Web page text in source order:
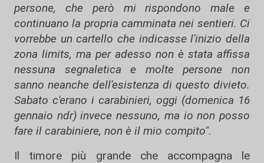
persone, che però mi rispondono male e
continuano la propria camminata nei sentieri. Ci
vorrebbe un cartello che indicasse l'inizio della
zona limits, ma per adesso non è stata affissa
nessuna segnaletica e molte persone non
sanno neanche dell'esistenza di questo divieto.
Sabato c'erano i carabinieri, oggi (domenica 16
gennaio ndr) invece nessuno, ma io non posso
fare il carabiniere, non è il mio compito".
Il timore più grande che accompagna le